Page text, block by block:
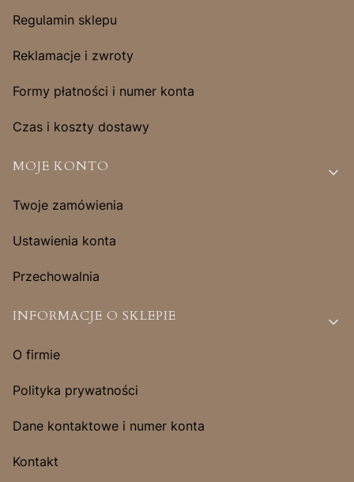
Regulamin sklepu
Reklamacje i zwroty
Formy płatności i numer konta
Czas i koszty dostawy
MOJE KONTO
Twoje zamówienia
Ustawienia konta
Przechowalnia
INFORMACJE O SKLEPIE
O firmie
Polityka prywatności
Dane kontaktowe i numer konta
Kontakt